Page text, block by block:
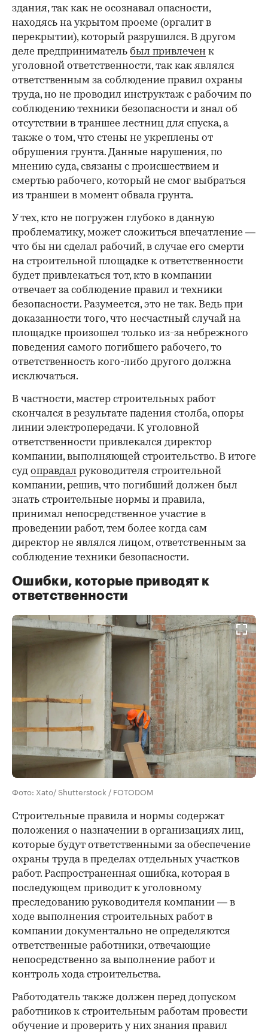
здания, так как не осознавал опасности,
находясь на укрытом проеме (оргалит в
перекрытии), который разрушился. В другом
деле предприниматель был привлечен к
уголовной ответственности, так как являлся
ответственным за соблюдение правил охраны
труда, но не проводил инструктаж с рабочим по
соблюдению техники безопасности и знал об
отсутствии в траншее лестниц для спуска, а
также о том, что стены не укреплены от
обрушения грунта. Данные нарушения, по
мнению суда, связаны с происшествием и
смертью рабочего, который не смог выбраться
из траншеи в момент обвала грунта.
У тех, кто не погружен глубоко в данную
проблематику, может сложиться впечатление —
что бы ни сделал рабочий, в случае его смерти
на строительной площадке к ответственности
будет привлекаться тот, кто в компании
отвечает за соблюдение правил и техники
безопасности. Разумеется, это не так. Ведь при
доказанности того, что несчастный случай на
площадке произошел только из-за небрежного
поведения самого погибшего рабочего, то
ответственность кого-либо другого должна
исключаться.
В частности, мастер строительных работ
скончался в результате падения столба, опоры
линии электропередачи. К уголовной
ответственности привлекался директор
компании, выполняющей строительство. В итоге
суд оправдал руководителя строительной
компании, решив, что погибший должен был
знать строительные нормы и правила,
принимал непосредственное участие в
проведении работ, тем более когда сам
директор не являлся лицом, ответственным за
соблюдение техники безопасности.
Ошибки, которые приводят к
ответственности
Фото: Xato/ Shutterstock / FOTODOM
Строительные правила и нормы содержат
положения о назначении в организациях лиц,
которые будут ответственными за обеспечение
охраны труда в пределах отдельных участков
работ. Распространенная ошибка, которая в
последующем приводит к уголовному
преследованию руководителя компании — в
ходе выполнения строительных работ в
компании документально не определяются
ответственные работники, отвечающие
непосредственно за выполнение работ и
контроль хода строительства.
Работодатель также должен перед допуском
работников к строительным работам провести
обучение и проверить у них знания правил